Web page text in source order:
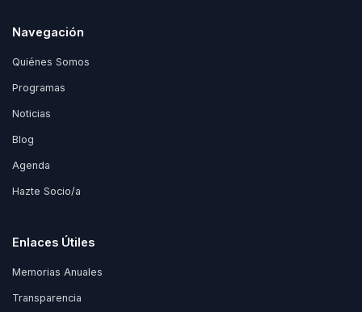
Navegación
Quiénes Somos
Programas
Noticias
Blog
Agenda
Hazte Socio/a
Enlaces Útiles
Memorias Anuales
Transparencia